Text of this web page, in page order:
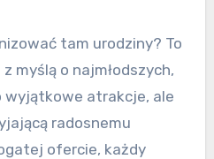
tam urodziny? To
myślą o najmłodszych,
atrakcje, ale
radosnemu
ofercie, każdy